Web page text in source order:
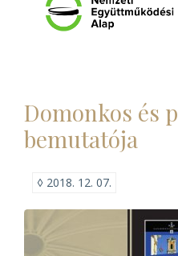
Domonkos és
bemutatója
◊ 2018. 12. 07.